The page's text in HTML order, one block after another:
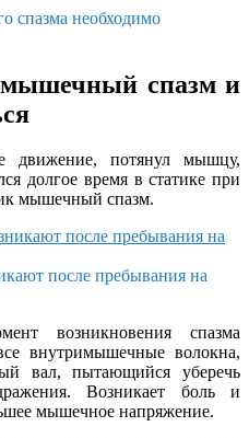
спазма необходимо
мышечный спазм и
движение, потянул мышцу,
долгое время в статике при
мышечный спазм.
после пребывания на
возникновения спазма
внутримышечные волокна,
вал, пытающийся уберечь
Возникает боль и
мышечное напряжение.